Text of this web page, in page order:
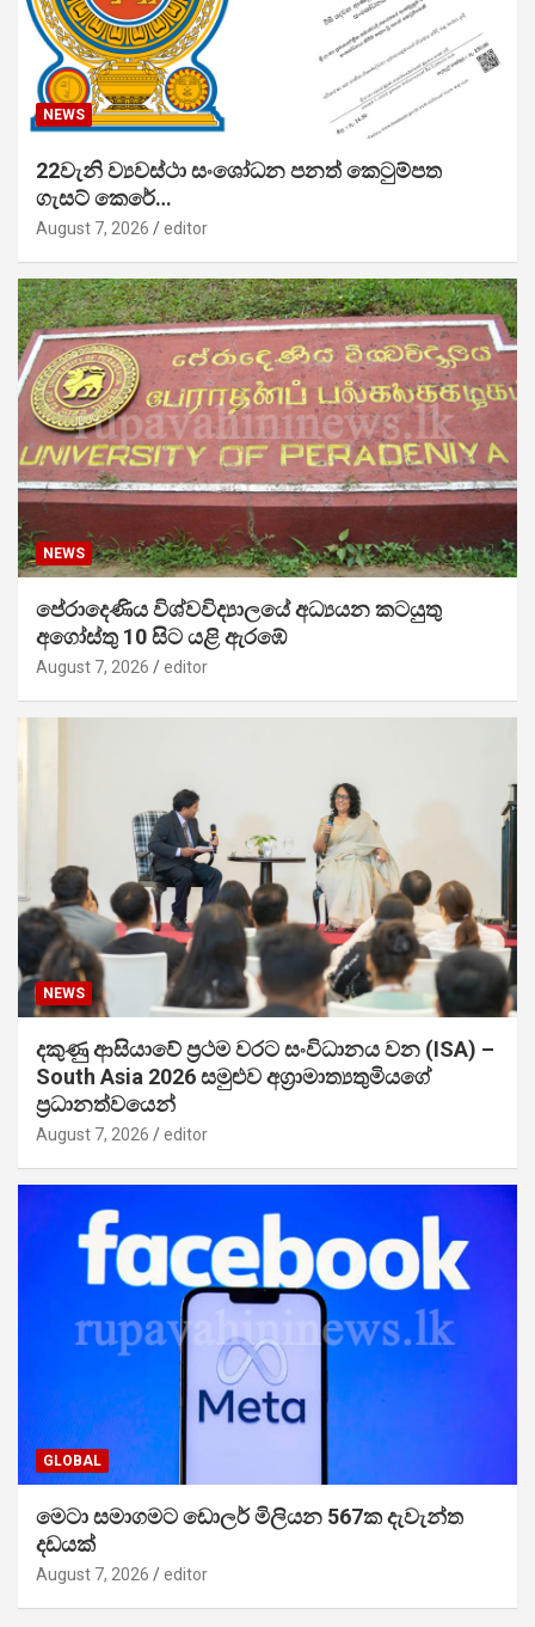
NEWS
22වැනි ව්‍යවස්ථා සංශෝධන පනත් කෙටුම්පත
ගැසට් කෙරේ…
August 7, 2026 editor
NEWS
පේරාදෙණිය විශ්වවිද්‍යාලයේ අධ්‍යයන කටයුතු
අගෝස්තු 10 සිට යළි ඇරඹේ
August 7, 2026 editor
NEWS
දකුණු ආසියාවේ ප්‍රථම වරට සංවිධානය වන (ISA) –
South Asia 2026 සමුළුව අග්‍රාමාත්‍යතුමියගේ
ප්‍රධානත්වයෙන්
August 7, 2026 editor
GLOBAL
මෙටා සමාගමට ඩොලර් මිලියන 567ක දැවැන්ත
දඩයක්
August 7, 2026 editor